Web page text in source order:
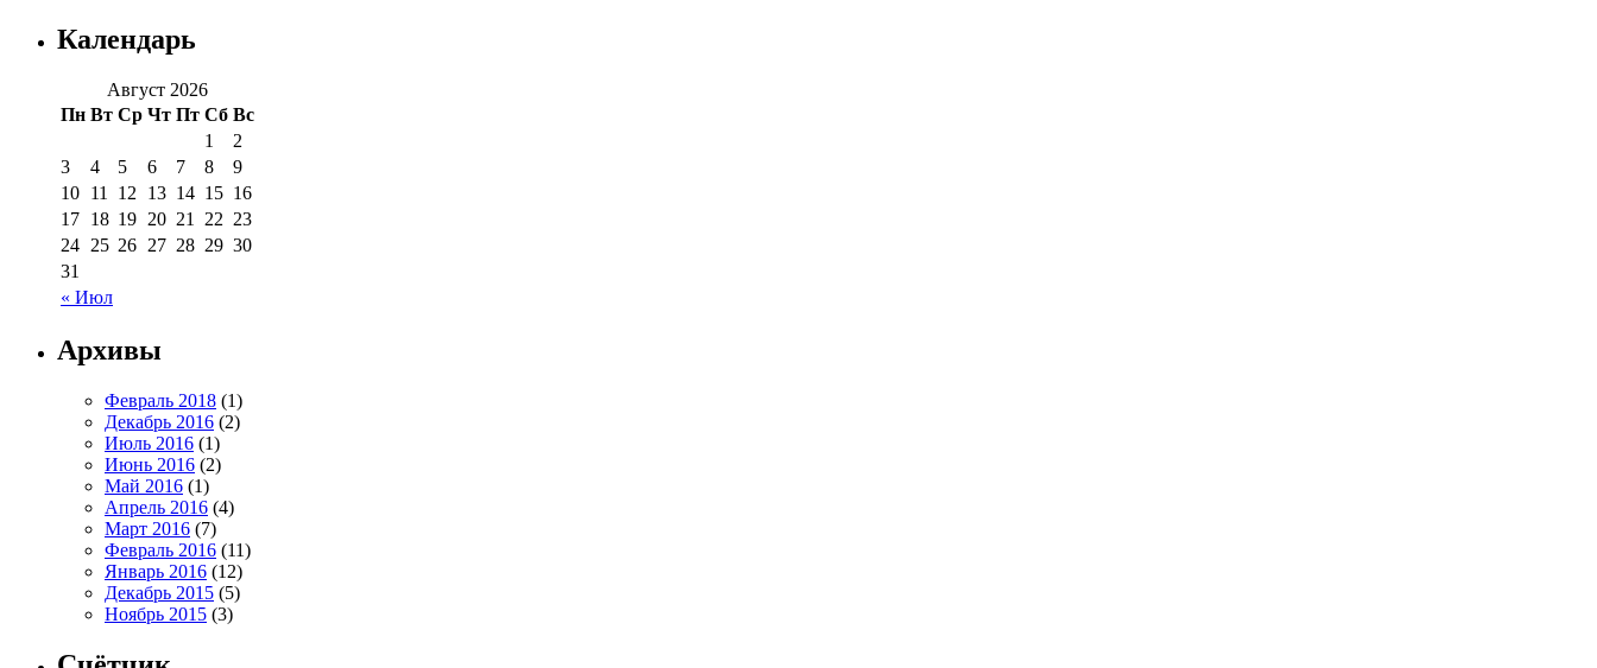
Календарь
Август 2026
Пн Вт Ср Чт Пт Сб Вс
« Июл
1
2
3
4 5 6 7 8
9
10 11 12 13 14 15 16
17 18 19 20 21 22 23
24 25 26 27 28 29 30
31
Архивы
Февраль 2018 (1)
Декабрь 2016 (2)
Июль 2016 (1)
Июнь 2016 (2)
Май 2016 (1)
Апрель 2016 (4)
Март 2016 (7)
Февраль 2016 (11)
Январь 2016 (12)
Декабрь 2015 (5)
Ноябрь 2015 (3)